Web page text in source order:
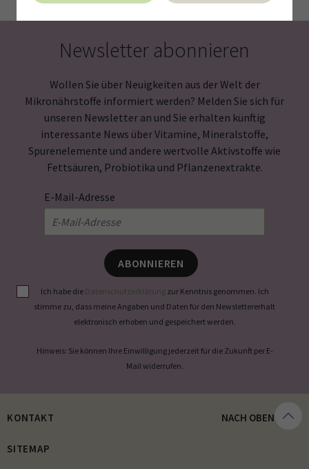
Newsletter abonnieren
Wollen Sie über Neuigkeiten aus der Welt der
Mikronährstoffe informiert werden? Melden Sie sich für
unseren Newsletter an und Sie erhalten künftig
interessante News über Vitamine, Mineralstoffe,
Spurenelemente und andere wertvolle Aktivstoffe wie
Fettsäuren, Probiotika und Pflanzenextrakte.
E-Mail-Adresse
ABONNIEREN
Ich habe die Datenschutzerklärung zur Kenntnis genommen. Ich
stimme zu, dass meine Angaben und Daten für den Newslettererhalt
elektronisch erhoben und gespeichert werden.
Hinweis: Sie können Ihre Einwilligung jederzeit für die Zukunft per E-
Mail widerrufen.
KONTAKT
SITEMAP
NACH OBEN